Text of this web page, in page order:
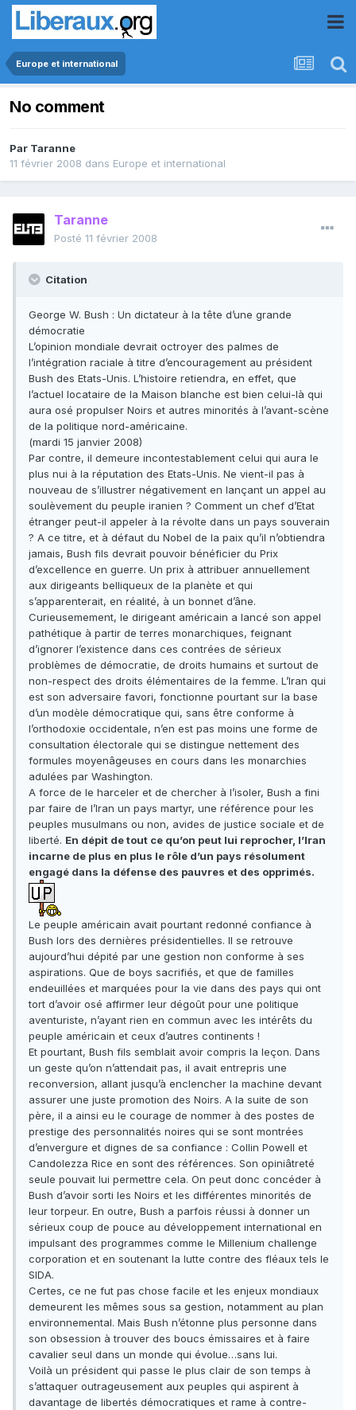
Europe et international
No comment
Par Taranne
11 février 2008 dans Europe et international
Taranne
Posté 11 février 2008
Citation
George W. Bush : Un dictateur à la tête d’une grande
démocratie
L’opinion mondiale devrait octroyer des palmes de
l’intégration raciale à titre d’encouragement au président
Bush des Etats-Unis. L’histoire retiendra, en effet, que
l’actuel locataire de la Maison blanche est bien celui-là qui
aura osé propulser Noirs et autres minorités à l’avant-scène
de la politique nord-américaine.
(mardi 15 janvier 2008)
Par contre, il demeure incontestablement celui qui aura le
plus nui à la réputation des Etats-Unis. Ne vient-il pas à
nouveau de s’illustrer négativement en lançant un appel au
soulèvement du peuple iranien ? Comment un chef d’Etat
étranger peut-il appeler à la révolte dans un pays souverain
? A ce titre, et à défaut du Nobel de la paix qu’il n’obtiendra
jamais, Bush fils devrait pouvoir bénéficier du Prix
d’excellence en guerre. Un prix à attribuer annuellement
aux dirigeants belliqueux de la planète et qui
s’apparenterait, en réalité, à un bonnet d’âne.
Curieusemement, le dirigeant américain a lancé son appel
pathétique à partir de terres monarchiques, feignant
d’ignorer l’existence dans ces contrées de sérieux
problèmes de démocratie, de droits humains et surtout de
non-respect des droits élémentaires de la femme. L’Iran qui
est son adversaire favori, fonctionne pourtant sur la base
d’un modèle démocratique qui, sans être conforme à
l’orthodoxie occidentale, n’en est pas moins une forme de
consultation électorale qui se distingue nettement des
formules moyenâgeuses en cours dans les monarchies
adulées par Washington.
A force de le harceler et de chercher à l’isoler, Bush a fini
par faire de l’Iran un pays martyr, une référence pour les
peuples musulmans ou non, avides de justice sociale et de
liberté. En dépit de tout ce qu’on peut lui reprocher, l’Iran
incarne de plus en plus le rôle d’un pays résolument
engagé dans la défense des pauvres et des opprimés.
Le peuple américain avait pourtant redonné confiance à
Bush lors des dernières présidentielles. Il se retrouve
aujourd’hui dépité par une gestion non conforme à ses
aspirations. Que de boys sacrifiés, et que de familles
endeuillées et marquées pour la vie dans des pays qui ont
tort d’avoir osé affirmer leur dégoût pour une politique
aventuriste, n’ayant rien en commun avec les intérêts du
peuple américain et ceux d’autres continents !
Et pourtant, Bush fils semblait avoir compris la leçon. Dans
un geste qu’on n’attendait pas, il avait entrepris une
reconversion, allant jusqu’à enclencher la machine devant
assurer une juste promotion des Noirs. A la suite de son
père, il a ainsi eu le courage de nommer à des postes de
prestige des personnalités noires qui se sont montrées
d’envergure et dignes de sa confiance : Collin Powell et
Candolezza Rice en sont des références. Son opiniâtreté
seule pouvait lui permettre cela. On peut donc concéder à
Bush d’avoir sorti les Noirs et les différentes minorités de
leur torpeur. En outre, Bush a parfois réussi à donner un
sérieux coup de pouce au développement international en
impulsant des programmes comme le Millenium challenge
corporation et en soutenant la lutte contre des fléaux tels le
SIDA.
Certes, ce ne fut pas chose facile et les enjeux mondiaux
demeurent les mêmes sous sa gestion, notamment au plan
environnemental. Mais Bush n’étonne plus personne dans
son obsession à trouver des boucs émissaires et à faire
cavalier seul dans un monde qui évolue…sans lui.
Voilà un président qui passe le plus clair de son temps à
s’attaquer outrageusement aux peuples qui aspirent à
davantage de libertés démocratiques et rame à contre-